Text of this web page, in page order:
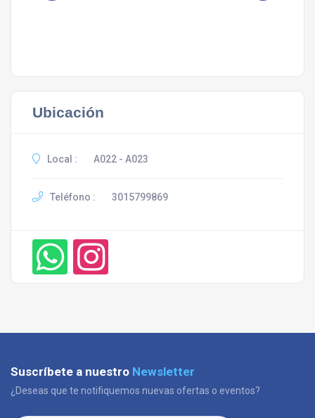
Ubicación
Local : A022 - A023
Teléfono : 3015799869
Suscríbete a nuestro Newsletter
¿Deseas que te notifiquemos nuevas ofertas o eventos?